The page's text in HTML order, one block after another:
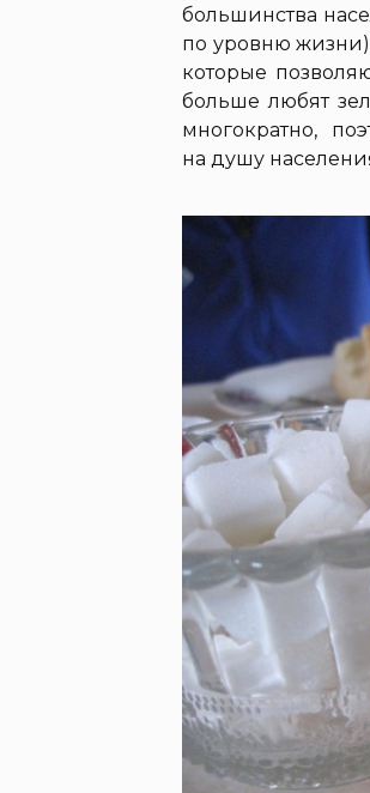
большинства
по уровню
которые
больше любят
многократно,
на душу